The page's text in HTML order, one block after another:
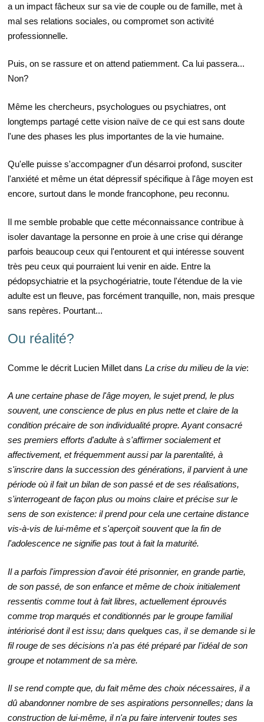
a un impact fâcheux sur sa vie de couple ou de famille, met à
mal ses relations sociales, ou compromet son activité
professionnelle.
Puis, on se rassure et on attend patiemment. Ca lui passera...
Non?
Même les chercheurs, psychologues ou psychiatres, ont
longtemps partagé cette vision naïve de ce qui est sans doute
l'une des phases les plus importantes de la vie humaine.
Qu'elle puisse s'accompagner d'un désarroi profond, susciter
l'anxiété et même un état dépressif spécifique à l'âge moyen est
encore, surtout dans le monde francophone, peu reconnu.
Il me semble probable que cette méconnaissance contribue à
isoler davantage la personne en proie à une crise qui dérange
parfois beaucoup ceux qui l'entourent et qui intéresse souvent
très peu ceux qui pourraient lui venir en aide. Entre la
pédopsychiatrie et la psychogériatrie, toute l'étendue de la vie
adulte est un fleuve, pas forcément tranquille, non, mais presque
sans repères. Pourtant...
Ou réalité?
Comme le décrit Lucien Millet dansLa crise du milieu de la vie:
A une certaine phase de l'âge moyen, le sujet prend, le plus
souvent, une conscience de plus en plus nette et claire de la
condition précaire de son individualité propre. Ayant consacré
ses premiers efforts d'adulte à s'affirmer socialement et
affectivement, et fréquemment aussi par la parentalité, à
s'inscrire dans la succession des générations, il parvient à une
période où il fait un bilan de son passé et de ses réalisations,
s'interrogeant de façon plus ou moins claire et précise sur le
sens de son existence: il prend pour cela une certaine distance
vis-à-vis de lui-même et s'aperçoit souvent que la fin de
l'adolescence ne signifie pas tout à fait la maturité.
Il a parfois l'impression d'avoir été prisonnier, en grande partie,
de son passé, de son enfance et même de choix initialement
ressentis comme tout à fait libres, actuellement éprouvés
comme trop marqués et conditionnés par le groupe familial
intériorisé dont il est issu; dans quelques cas, il se demande si le
fil rouge de ses décisions n'a pas été préparé par l'idéal de son
groupe et notamment de sa mère.
Il se rend compte que, du fait même des choix nécessaires, il a
dû abandonner nombre de ses aspirations personnelles; dans la
construction de lui-même, il n'a pu faire intervenir toutes ses